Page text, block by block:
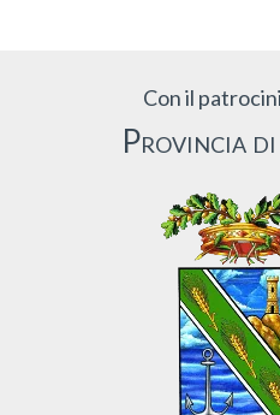
Con il
Provincia